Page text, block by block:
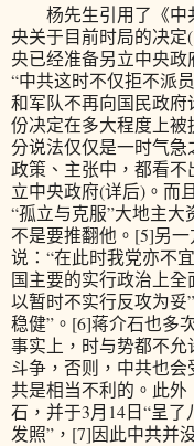
杨先生引用了《中
央关于目前时局的决定
央已经准备另立中央政
“中共这时不仅拒不派
和军队不再向国民政
份决定在多大程度上
分说法仅仅是一时气急
政策、主张中，都看
立中央政府(详后)。而
“孤立与克服”大地主
不是要推翻他。[5]另
说：“在此时我党亦不
国主要的实行政治上
以暂时不实行反攻为妥
稳健”。[6]蒋介石也多
事实上，时与势都不
斗争，否则，中共也
共是相当不利的。此
石，并于3月14日“呈
发照”，[7]因此中共并